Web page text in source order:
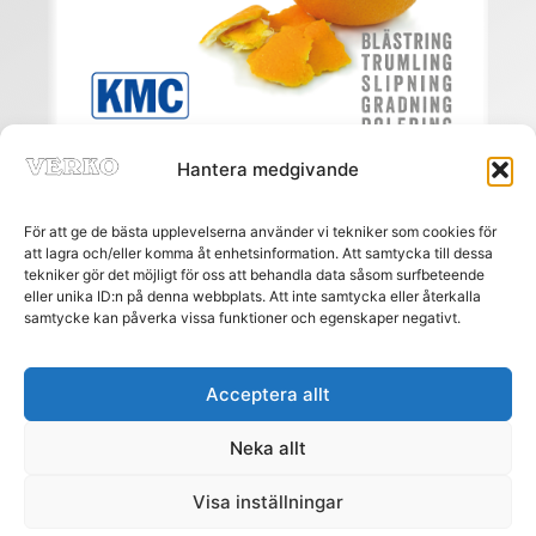
Hantera medgivande
För att ge de bästa upplevelserna använder vi tekniker som cookies för
att lagra och/eller komma åt enhetsinformation. Att samtycka till dessa
tekniker gör det möjligt för oss att behandla data såsom surfbeteende
eller unika ID:n på denna webbplats. Att inte samtycka eller återkalla
samtycke kan påverka vissa funktioner och egenskaper negativt.
Acceptera allt
Neka allt
Visa inställningar
Meny
PRENUMERERA
ANNONSERA
AGENTURREGISTRET
MÄSSOR
KONTAKT